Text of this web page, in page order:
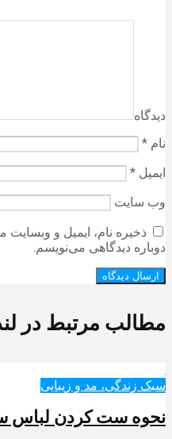
دیدگاه
نام *
ایمیل *
وب‌ سایت
ذخیره نام، ایمیل و
دوباره دیدگاهی می‌نویسم.
مطالب مرتبط در
سبک زندگی، مد و زیبایی
نحوه ست کردن لباس